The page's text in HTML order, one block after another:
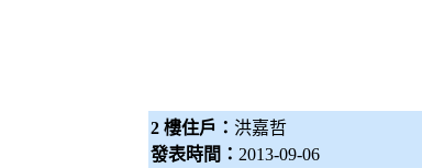
2 樓住戶： 洪嘉哲
發表時間： 2013-09-06